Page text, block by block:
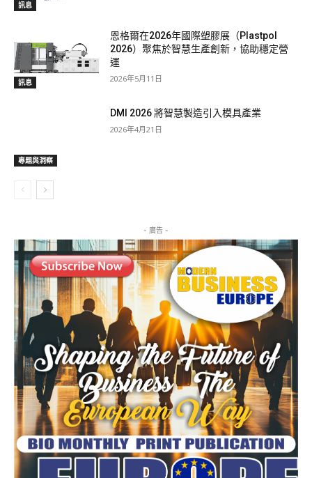
訊息
訊息
恩格爾在2026年國際塑膠展（Plastpol
2026）聚焦於智慧生產創新，協助穩定營
運
2026年5月11日
專題與洞察
DMI 2026 將智慧製造引入模具產業
2026年4月21日
- 廣告 -